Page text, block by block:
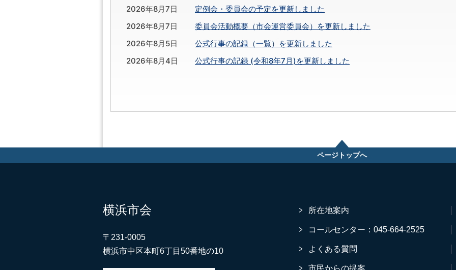
2026年8月7日
定例会・委員会の予定を更新しました
2026年8月7日
委員会活動概要（市会運営委員会）を更新しました
2026年8月5日
公式行事の記録（一覧）を更新しました
2026年8月4日
公式行事の記録 (令和8年7月)を更新しました
ページトップへ
横浜市会
〒231-0005
横浜市中区本町6丁目50番地の10
所在地案内
コールセンター：045-664-2525
よくある質問